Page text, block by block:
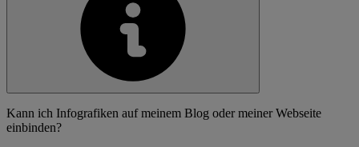
Kann ich Infografiken auf meinem Blog oder meiner Webseite
einbinden?